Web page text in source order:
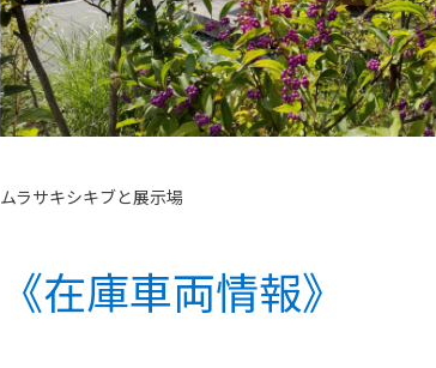
ムラサキシキブと展示場
《在庫車両情報》